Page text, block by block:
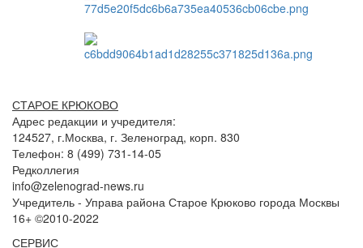
СТАРОЕ КРЮКОВО
Адрес редакции и учредителя:
124527, г.Москва, г. Зеленоград, корп. 830
Телефон: 8 (499) 731-14-05
Редколлегия
info@zelenograd-news.ru
Учредитель - Управа района Старое Крюково города Москвы
16+ ©2010-2022
СЕРВИС